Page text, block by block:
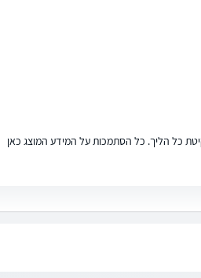
כל הליך. כל הסתמכות על המידע המוצג כאן